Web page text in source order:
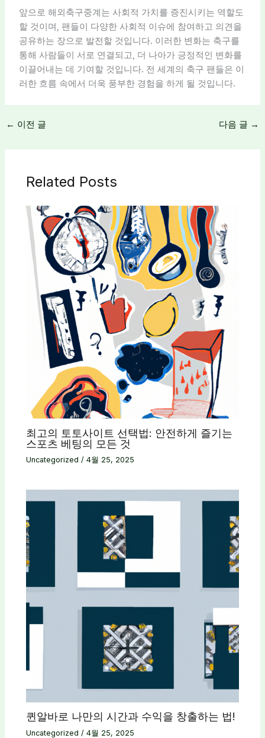
앞으로 해외축구중계는 사회적 가치를 증진시키는 역할도
할 것이며, 팬들이 다양한 사회적 이슈에 참여하고 의견을
공유하는 장으로 발전할 것입니다. 이러한 변화는 축구를
통해 사람들이 서로 연결되고, 더 나아가 긍정적인 변화를
이끌어내는 데 기여할 것입니다. 전 세계의 축구 팬들은 이
러한 흐름 속에서 더욱 풍부한 경험을 하게 될 것입니다.
← 이전 글 다음 글 →
Related Posts
최고의 토토사이트 선택법: 안전하게 즐기는
스포츠 베팅의 모든 것
Uncategorized /4월 25, 2025
퀸알바로 나만의 시간과 수익을 창출하는 법!
Uncategorized /4월 25, 2025